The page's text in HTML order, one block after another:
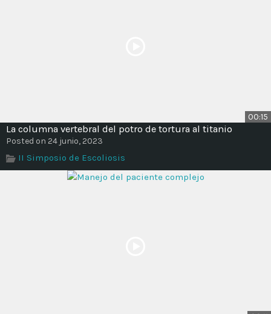
00:15
La columna vertebral del potro de tortura al titanio
Posted on 24 junio, 2023
II Simposio de Escoliosis